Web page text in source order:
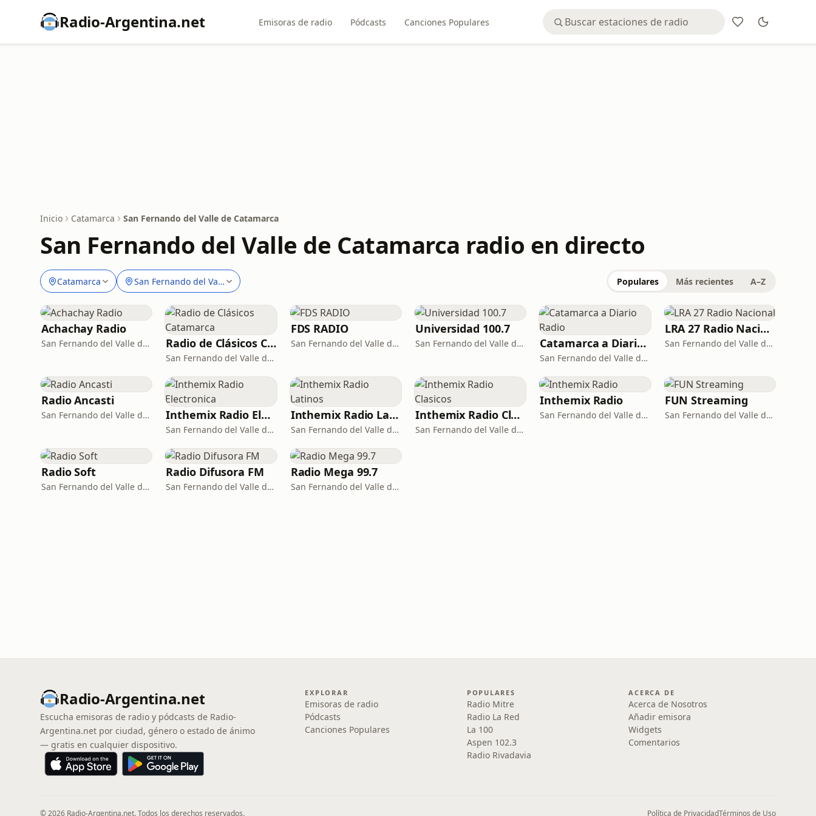
Radio-Argentina.net Emisoras de radio Pódcasts Canciones Populares
Inicio Catamarca San Fernando del Valle de Catamarca
San Fernando del Valle de Catamarca radio en directo
Catamarca San Fernando del Valle de Catamarca Populares Más recientes A–Z
Achachay Radio
San Fernando del Valle de Catamarca Radio de Clásicos Catamarca
San Fernando del Valle de Catamarca · 93.5 FM
FDS RADIO
San Fernando del Valle de Catamarca · 95.1 FM
Universidad 100.7
San Fernando del Valle de Catamarca · 100.7 FM Catamarca a Diario Radio
San Fernando del Valle de Catamarca
LRA 27 Radio Nacional
San Fernando del Valle de Catamarca · 103.5 FM - 730 AM
Radio Ancasti
San Fernando del Valle de Catamarca · 98.5 FM Inthemix Radio Electronica
San Fernando del Valle de Catamarca
Inthemix Radio Latinos
San Fernando del Valle de Catamarca
Inthemix Radio Clasicos
San Fernando del Valle de Catamarca
Inthemix Radio
San Fernando del Valle de Catamarca · 92.7 FM
FUN Streaming
San Fernando del Valle de Catamarca
Radio Soft
San Fernando del Valle de Catamarca · 92.9 FM
Radio Difusora FM
San Fernando del Valle de Catamarca · 93.7 - 103.7 FM
Radio Mega 99.7
San Fernando del Valle de Catamarca · 99.7 FM
Radio-Argentina.net
Escucha emisoras de radio y pódcasts de Radio-
Argentina.net por ciudad, género o estado de ánimo
— gratis en cualquier dispositivo.
EXPLORAR
Emisoras de radio
Pódcasts
Canciones Populares
POPULARES
Radio Mitre
Radio La Red
La 100
Aspen 102.3
Radio Rivadavia
ACERCA DE
Acerca de Nosotros
Añadir emisora
Widgets
Comentarios
© 2026 Radio-Argentina.net. Todos los derechos reservados. Política de PrivacidadTérminos de Uso